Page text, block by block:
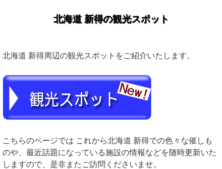
北海道 新得の観光スポット
北海道 新得周辺の観光スポットをご紹介いたします。
こちらのページでは これから北海道 新得での色々な催しも
のや、最近話題になっている施設の情報などを随時更新いた
しますので、是非またご訪問くださいませ。